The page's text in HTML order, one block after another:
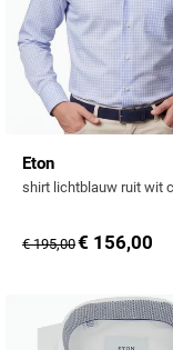
Eton
€ 195,00€ 156,00